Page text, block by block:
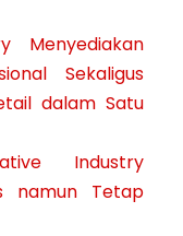
Menyediakan
Sekaligus
dalam Satu
Industry
namun Tetap